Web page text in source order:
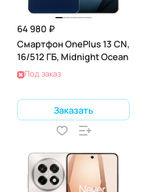
64 980 ₽
Смартфон OnePlus 13 CN,
16/512 ГБ, Midnight Ocean
Под заказ
Заказать